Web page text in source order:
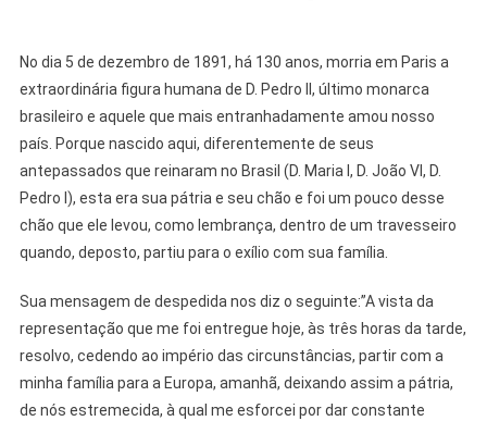
No dia 5 de dezembro de 1891, há 130 anos, morria em Paris a
extraordinária figura humana de D. Pedro II, último monarca
brasileiro e aquele que mais entranhadamente amou nosso
país. Porque nascido aqui, diferentemente de seus
antepassados que reinaram no Brasil (D. Maria I, D. João VI, D.
Pedro I), esta era sua pátria e seu chão e foi um pouco desse
chão que ele levou, como lembrança, dentro de um travesseiro
quando, deposto, partiu para o exílio com sua família.
Sua mensagem de despedida nos diz o seguinte:”A vista da
representação que me foi entregue hoje, às três horas da tarde,
resolvo, cedendo ao império das circunstâncias, partir com a
minha família para a Europa, amanhã, deixando assim a pátria,
de nós estremecida, à qual me esforcei por dar constante